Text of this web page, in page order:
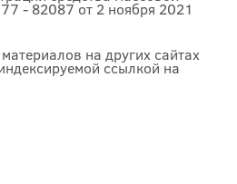
- 82087 от 2 ноября 2021
на других сайтах
ссылкой на